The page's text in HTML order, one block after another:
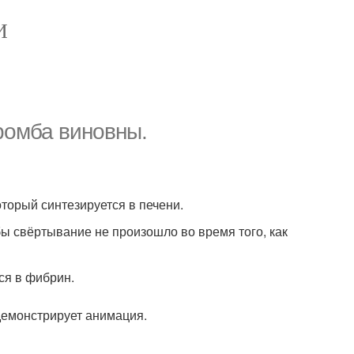
виновны.
синтезируется в печени.
свёртывание не произошло во время того, как
в фибрин.
анимация.